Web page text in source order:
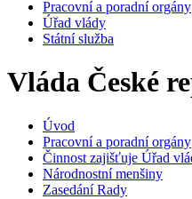
Pracovní a poradní orgány
Úřad vlády
Státní služba
Vláda České
Úvod
Pracovní a poradní orgány
Činnost zajišťuje Úřad
Národnostní menšiny
Zasedání Rady